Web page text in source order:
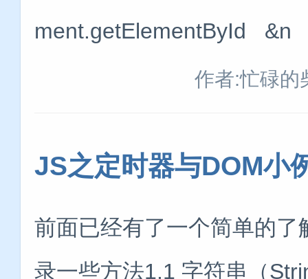
ment.getElementById &n
作者:忙碌的
JS之定时器与DOM小
前面已经有了一个简单的
录一些方法1.1 字符串（